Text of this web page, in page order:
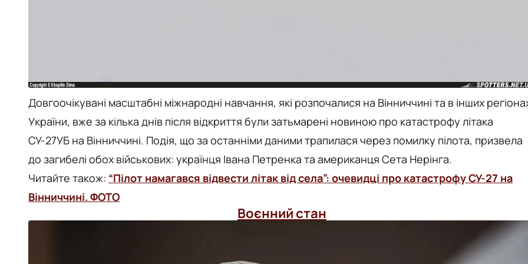
Довгоочікувані масштабні міжнародні навчання, які розпочалися на Вінниччині та в інших
України, вже за кілька днів після відкриття були затьмарені новиною про катастрофу літака
СУ-27УБ на Вінниччині. Подія, що за останніми даними трапилася через помилку пілота, призвела
до загибелі обох військових: українця Івана Петренка та американця Сета Нерінга.
Читайте також: “Пілот намагався відвести літак від села”: очевидці про катастрофу СУ-27 на
Вінниччині. ФОТО
Воєнний стан